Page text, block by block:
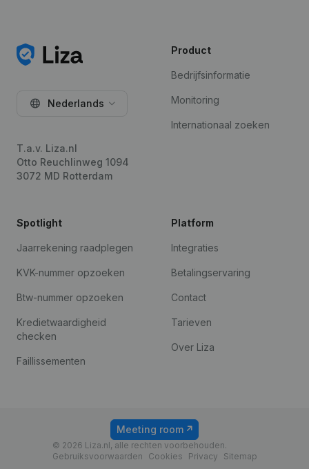
Nederlands
T.a.v. Liza.nl
Otto Reuchlinweg 1094
3072 MD Rotterdam
Product
Bedrijfsinformatie
Monitoring
Internationaal zoeken
Spotlight
Jaarrekening raadplegen
KVK-nummer opzoeken
Btw-nummer opzoeken
Kredietwaardigheid
checken
Faillissementen
Platform
Integraties
Betalingservaring
Contact
Tarieven
Over Liza
© 2026 Liza.nl, alle rechten voorbehouden.
Gebruiksvoorwaarden
Cookies Privacy Sitemap
Meeting room